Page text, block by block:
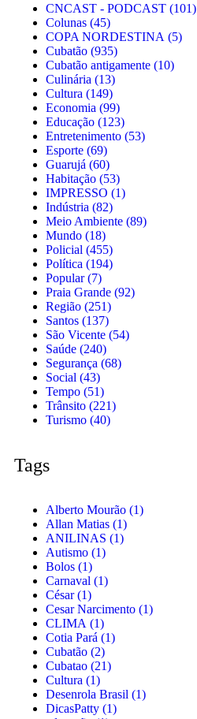
CNCAST - PODCAST (101)
Colunas (45)
COPA NORDESTINA (5)
Cubatão (935)
Cubatão antigamente (10)
Culinária (13)
Cultura (149)
Economia (99)
Educação (123)
Entretenimento (53)
Esporte (69)
Guarujá (60)
Habitação (53)
IMPRESSO (1)
Indústria (82)
Meio Ambiente (89)
Mundo (18)
Policial (455)
Política (194)
Popular(7)
Praia Grande (92)
Região (251)
Santos (137)
São Vicente (54)
Saúde (240)
Segurança (68)
Social (43)
Tempo (51)
Trânsito (221)
Turismo (40)
Tags
Alberto Mourão (1)
Allan Matias (1)
ANILINAS (1)
Autismo (1)
Bolos (1)
Carnaval (1)
César(1)
Cesar Narcimento (1)
CLIMA (1)
Cotia Pará (1)
Cubatão (2)
Cubatao (21)
Cultura (1)
Desenrola Brasil (1)
DicasPatty (1)